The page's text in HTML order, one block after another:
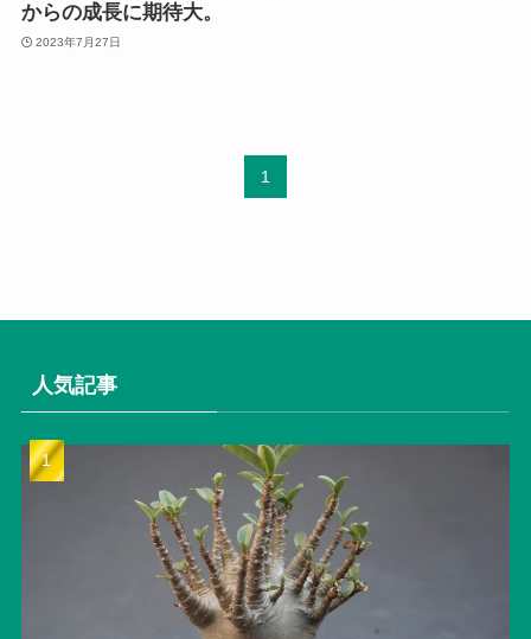
からの成長に期待大。
2023年7月27日
1
人気記事